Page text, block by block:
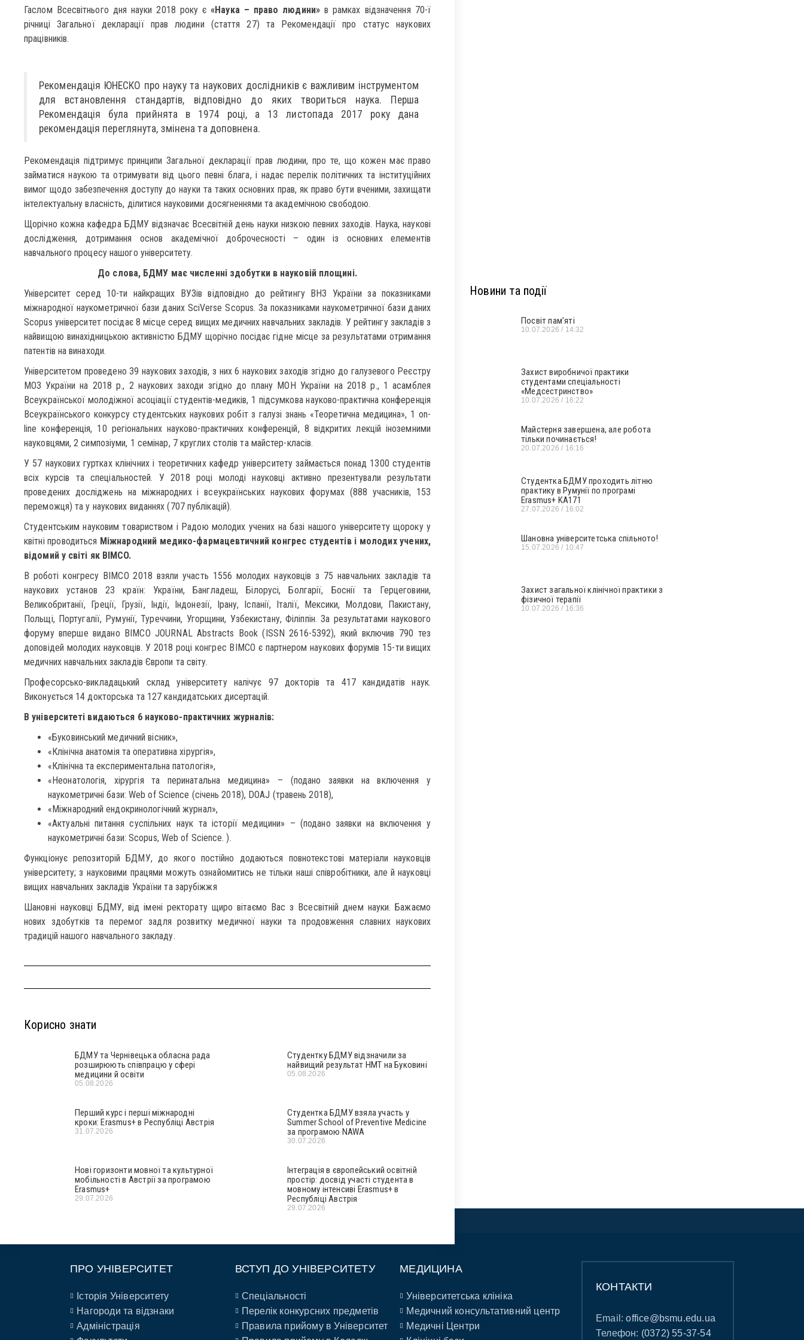
Гаслом Всесвітнього дня науки 2018 року є«Наука – право людини»в рамках відзначення 70-ї
річниці Загальної декларації прав людини (стаття 27) та Рекомендації про статус наукових
працівників.
Рекомендація ЮНЕСКО про науку та наукових дослідників є важливим інструментом
для встановлення стандартів, відповідно до яких твориться наука. Перша
Рекомендація була прийнята в 1974 році, а 13 листопада 2017 року дана
рекомендація переглянута, змінена та доповнена.
Рекомендація підтримує принципи Загальної декларації прав людини, про те, що кожен має право
займатися наукою та отримувати від цього певні блага, і надає перелік політичних та інституційних
вимог щодо забезпечення доступу до науки та таких основних прав, як право бути вченими, захищати
інтелектуальну власність, ділитися науковими досягненнями та академічною свободою.
Щорічно кожна кафедра БДМУ відзначає Всесвітній день науки низкою певних заходів. Наука, наукові
дослідження, дотримання основ академічної доброчесності – один із основних елементів
навчального процесу нашого університету.
До слова, БДМУ має численні здобутки в науковій площині.
Університет серед 10-ти найкращих ВУЗів відповідно до рейтингу ВНЗ України за показниками
міжнародної наукометричної бази даних SciVerse Scopus. За показниками наукометричної бази даних
Scopus університет посідає 8 місце серед вищих медичних навчальних закладів. У рейтингу закладів з
найвищою винахідницькою активністю БДМУ щорічно посідає гідне місце за результатами отримання
патентів на винаходи.
Університетом проведено 39 наукових заходів, з них 6 наукових заходів згідно до галузевого Реєстру
МОЗ України на 2018 р., 2 наукових заходи згідно до плану МОН України на 2018 р., 1 асамблея
Всеукраїнської молодіжної асоціації студентів-медиків, 1 підсумкова науково-практична конференція
Всеукраїнського конкурсу студентських наукових робіт з галузі знань «Теоретична медицина», 1 оn-
line конференція, 10 регіональних науково-практичних конференцій, 8 відкритих лекцій іноземними
науковцями, 2 симпозіуми, 1 семінар, 7 круглих столів та майстер-класів.
У 57 наукових гуртках клінічних і теоретичних кафедр університету займається понад 1300 студентів
всіх курсів та спеціальностей. У 2018 році молоді науковці активно презентували результати
проведених досліджень на міжнародних і всеукраїнських наукових форумах (888 учасників, 153
переможця) та у наукових виданнях (707 публікацій).
Студентським науковим товариством і Радою молодих учених на базі нашого університету щороку у
квітні проводиться Міжнародний медико-фармацевтичний конгрес студентів і молодих учених,
відомий у світі як BIMCO.
В роботі конгресу BIMCO 2018 взяли участь 1556 молодих науковців з 75 навчальних закладів та
наукових установ 23 країн: України, Бангладеш, Білорусі, Болгарії, Боснії та Герцеговини,
Великобританії, Греції, Грузії, Індії, Індонезії, Ірану, Іспанії, Італії, Мексики, Молдови, Пакистану,
Польщі, Португалії, Румунії, Туреччини, Угорщини, Узбекистану, Філіппін. За результатами наукового
форуму вперше видано BIMCO JOURNAL Abstracts Book (ISSN 2616-5392), який включив 790 тез
доповідей молодих науковців. У 2018 році конгрес BIMCO є партнером наукових форумів 15-ти вищих
медичних навчальних закладів Європи та світу.
Професорсько-викладацький склад університету налічує 97 докторів та 417 кандидатів наук.
Виконується 14 докторська та 127 кандидатських дисертацій.
В університеті видаються 6 науково-практичних журналів:
«Буковинський медичний вісник»,
«Клінічна анатомія та оперативна хірургія»,
«Клінічна та експериментальна патологія»,
«Неонатологія, хірургія та перинатальна медицина» – (подано заявки на включення у
наукометричні бази: Web of Science (січень 2018), DOAJ (травень 2018),
«Міжнародний ендокринологічний журнал»,
«Актуальні питання суспільних наук та історії медицини» – (подано заявки на включення у
наукометричні бази: Scopus, Web of Science. ).
Функціонує репозиторій БДМУ, до якого постійно додаються повнотекстові матеріали науковців
університету; з науковими працями можуть ознайомитись не тільки наші співробітники, але й науковці
вищих навчальних закладів України та зарубіжжя
Шановні науковці БДМУ, від імені ректорату щиро вітаємо Вас з Всесвітній днем науки. Бажаємо
нових здобутків та перемог задля розвитку медичної науки та продовження славних наукових
традицій нашого навчального закладу.
Корисно знати
БДМУ та Чернівецька обласна рада
розширюють співпрацю у сфері
медицини й освіти
05.08.2026
Студентку БДМУ відзначили за
найвищий результат НМТ на Буковині
05.08.2026
Перший курс і перші міжнародні
кроки: Erasmus+ в Республіці Австрія
31.07.2026
Студентка БДМУ взяла участь у
Summer School of Preventive Medicine
за програмою NAWA
30.07.2026
Нові горизонти мовної та культурної
мобільності в Австрії за програмою
Erasmus+
29.07.2026
Інтеграція в європейський освітній
простір: досвід участі студента в
мовному інтенсиві Erasmus+ в
Республіці Австрія
29.07.2026
Новини та події
Посвіт пам’яті
10.07.2026 14:32
Захист виробничої практики
студентами спеціальності
«Медсестринство»
10.07.2026 16:22
Майстерня завершена, але робота
тільки починається!
20.07.2026 16:16
Студентка БДМУ проходить літню
практику в Румунії по програмі
Erasmus+ KA171
27.07.2026 16:02
Шановна університетська спільното!
15.07.2026 10:47
Захист загальної клінічної практики з
фізичної терапії
10.07.2026 16:36
ПРО УНІВЕРСИТЕТ
Історія Університету
Нагороди та відзнаки
Адміністрація
ВСТУП ДО УНІВЕРСИТЕТУ
Спеціальності
Перелік конкурсних предметів
Правила прийому в Університет
МЕДИЦИНА
Університетська клініка
Медичний консультативний центр
Медичні Центри
КОНТАКТИ
Email:office@bsmu.edu.ua
Телефон: (0372) 55-37-54